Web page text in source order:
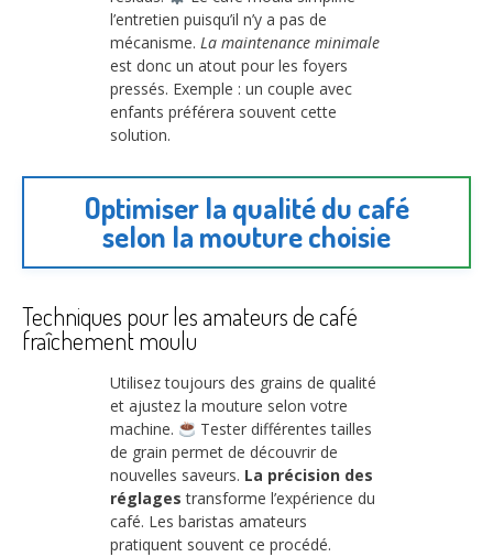
l’entretien puisqu’il n’y a pas de
mécanisme. La maintenance minimale
est donc un atout pour les foyers
pressés. Exemple : un couple avec
enfants préférera souvent cette
solution.
Optimiser la qualité du café
selon la mouture choisie
Techniques pour les amateurs de café
fraîchement moulu
Utilisez toujours des grains de qualité
et ajustez la mouture selon votre
machine.
Tester différentes tailles
de grain permet de découvrir de
nouvelles saveurs. La précision des
réglages transforme l’expérience du
café. Les baristas amateurs
pratiquent souvent ce procédé.